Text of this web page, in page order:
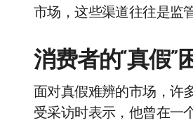
市场，这些渠道往往是监
消费者的“真假”
面对真假难辨的市场，许
受采访时表示，他曾在一